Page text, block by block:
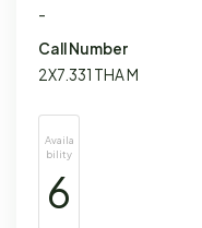
-
Call Number
2X7.331 THA M
Availa
bility
6